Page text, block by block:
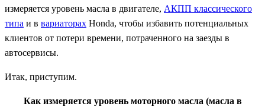
измеряется уровень масла в двигателе, АКПП классического
типа и в вариаторах Honda, чтобы избавить потенциальных
клиентов от потери времени, потраченного на заезды в
автосервисы.
Итак, приступим.
Как измеряется уровень моторного масла (масла в